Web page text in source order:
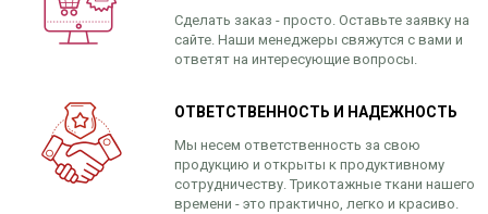
Сделать заказ - просто. Оставьте заявку на
сайте. Наши менеджеры свяжутся с вами и
ответят на интересующие вопросы.
ОТВЕТСТВЕННОСТЬ И НАДЕЖНОСТЬ
Мы несем ответственность за свою
продукцию и открыты к продуктивному
сотрудничеству. Трикотажные ткани нашего
времени - это практично, легко и красиво.